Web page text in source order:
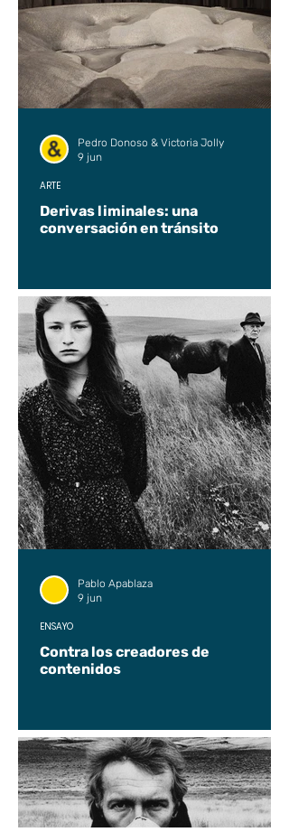
Derivas liminales: una
conversación en tránsito
ARTE
Pedro Donoso & Victoria Jolly
9 jun
Contra los creadores de
contenidos
ENSAYO
Pablo Apablaza
9 jun